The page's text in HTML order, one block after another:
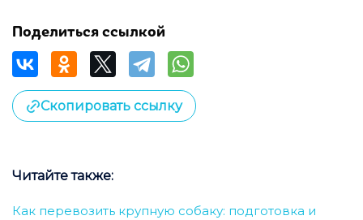
Поделиться ссылкой
Скопировать ссылку
Читайте также:
Как перевозить крупную собаку: подготовка и